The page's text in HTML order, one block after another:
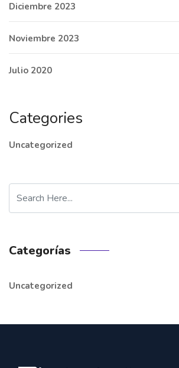
Diciembre 2023
Noviembre 2023
Julio 2020
Categories
Uncategorized
Categorías
Uncategorized